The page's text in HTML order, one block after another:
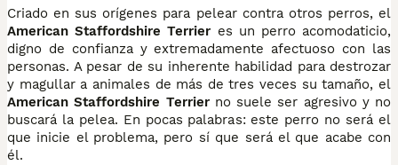
Criado en sus orígenes para pelear contra otros perros, el
American Staffordshire Terrier es un perro acomodaticio,
digno de confianza y extremadamente afectuoso con las
personas. A pesar de su inherente habilidad para destrozar
y magullar a animales de más de tres veces su tamaño, el
American Staffordshire Terrierno suele ser agresivo y no
buscará la pelea. En pocas palabras: este perro no será el
que inicie el problema, pero sí que será el que acabe con
él.